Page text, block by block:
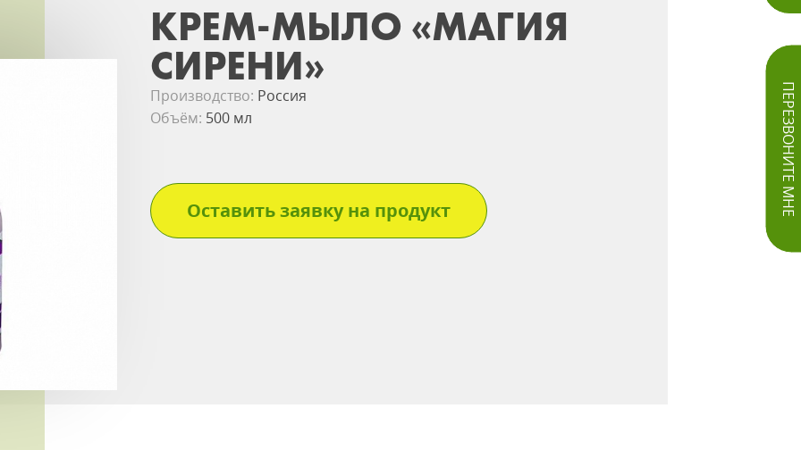
ПЕРЕЗВОНИТЕ МНЕ
КРЕМ-МЫЛО «МАГИЯ
СИРЕНИ»
Производство: Россия
Объём: 500 мл
Оставить заявку на продукт